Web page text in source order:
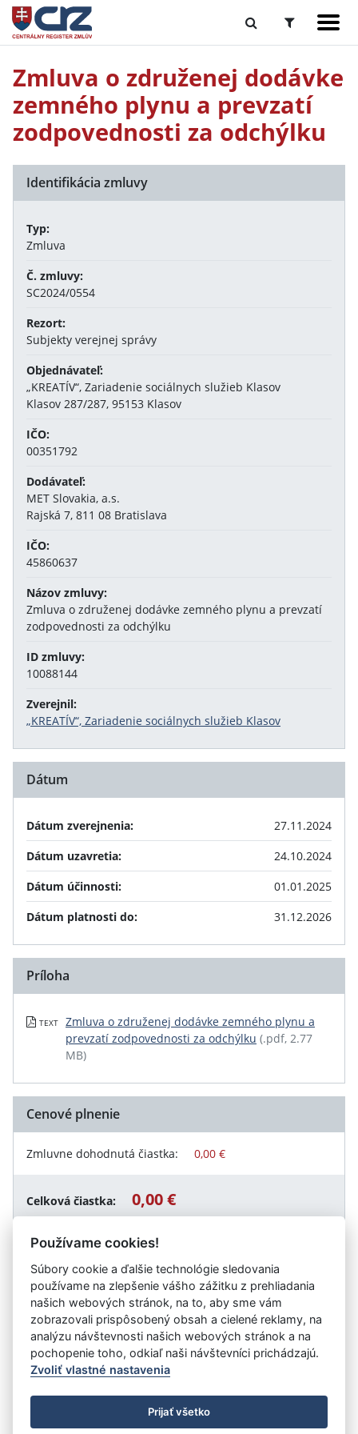
Zmluva o združenej dodávke
zemného plynu a prevzatí
zodpovednosti za odchýlku
Identifikácia zmluvy
Typ:
Zmluva
Č. zmluvy:
SC2024/0554
Rezort:
Subjekty verejnej správy
Objednávateľ:
„KREATÍV“, Zariadenie sociálnych služieb Klasov
Klasov 287/287, 95153 Klasov
IČO:
00351792
Dodávateľ:
MET Slovakia, a.s.
Rajská 7, 811 08 Bratislava
IČO:
45860637
Názov zmluvy:
Zmluva o združenej dodávke zemného plynu a prevzatí
zodpovednosti za odchýlku
ID zmluvy:
10088144
Zverejnil:
„KREATÍV“, Zariadenie sociálnych služieb Klasov
Dátum
Dátum zverejnenia:
27.11.2024
Dátum uzavretia:
24.10.2024
Dátum účinnosti:
01.01.2025
Dátum platnosti do:
31.12.2026
Príloha
TEXT
Zmluva o združenej dodávke zemného plynu a
prevzatí zodpovednosti za odchýlku (.pdf, 2.77
MB)
Cenové plnenie
Zmluvne dohodnutá čiastka: 0,00 €
Celková čiastka: 0,00 €
Návrat späť
Vystavil: „KREATÍV“, Zariadenie sociálnych služieb Klasov
Úrad vlády SR
- Všetky práva vyhradené
Prehlásenie o prístupnosti
Zmluvy do 31.12.2010
Používame cookies!
Súbory cookie a ďalšie technológie sledovania
používame na zlepšenie vášho zážitku z prehliadania
našich webových stránok, na to, aby sme vám
zobrazovali prispôsobený obsah a cielené reklamy, na
analýzu návštevnosti našich webových stránok a na
pochopenie toho, odkiaľ naši návštevníci prichádzajú.
Zvoliť vlastné nastavenia
Prijať všetko